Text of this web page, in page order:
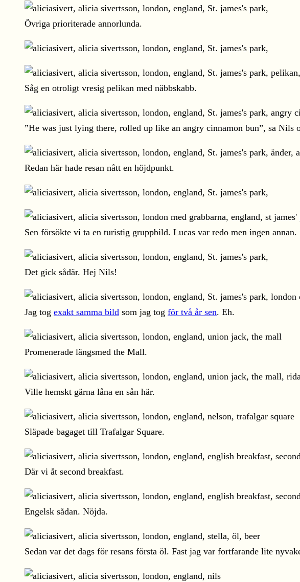
Övriga prioriterade annorlunda.
Såg en otroligt vresig pelikan med näbbskabb.
”He was just lying there, rolled up like an angry cinnamon bun”, sa Nils
Redan här hade resan nått en höjdpunkt.
Sen försökte vi ta en turistig gruppbild. Lucas var redo men ingen annan.
Det gick sådär. Hej Nils!
Jag tog exakt samma bild som jag tog för två år sen. Eh.
Promenerade längsmed the Mall.
Ville hemskt gärna låna en sån här.
Släpade bagaget till Trafalgar Square.
Där vi åt second breakfast.
Engelsk sådan. Nöjda.
Sedan var det dags för resans första öl. Fast jag var fortfarande lite